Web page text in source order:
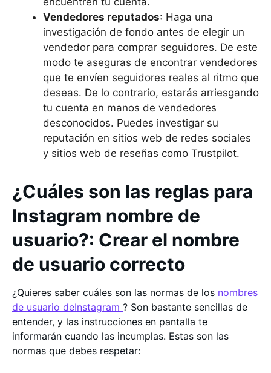
Vendedores reputados: Haga una
investigación de fondo antes de elegir un
vendedor para comprar seguidores. De este
modo te aseguras de encontrar vendedores
que te envíen seguidores reales al ritmo que
deseas. De lo contrario, estarás arriesgando
tu cuenta en manos de vendedores
desconocidos. Puedes investigar su
reputación en sitios web de redes sociales
y sitios web de reseñas como Trustpilot.
¿Cuáles son las reglas para
Instagram nombre de
usuario?: Crear el nombre
de usuario correcto
¿Quieres saber cuáles son las normas de los nombres
de usuario deInstagram ? Son bastante sencillas de
entender, y las instrucciones en pantalla te
informarán cuando las incumplas. Estas son las
normas que debes respetar: